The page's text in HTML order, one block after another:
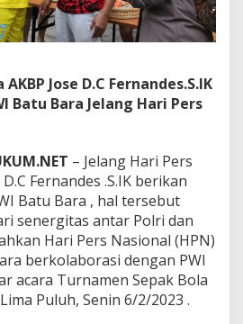
Jose D.C Fernandes.S.IK
Batu Bara Jelang Hari Pers
– Jelang Hari Pers
Fernandes .S.IK berikan
Batu Bara , hal tersebut
senergitas antar Polri dan
Hari Pers Nasional (HPN)
berkolaborasi dengan PWI
acara Turnamen Sepak Bola
Puluh, Senin 6/2/2023 .